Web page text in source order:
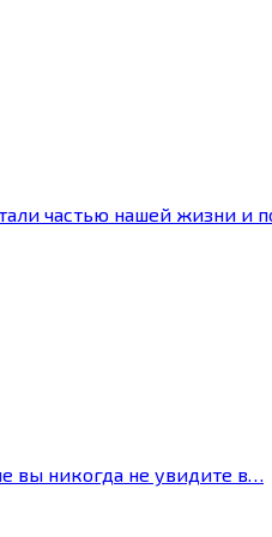
частью нашей жизни и
вы никогда не увидите в…